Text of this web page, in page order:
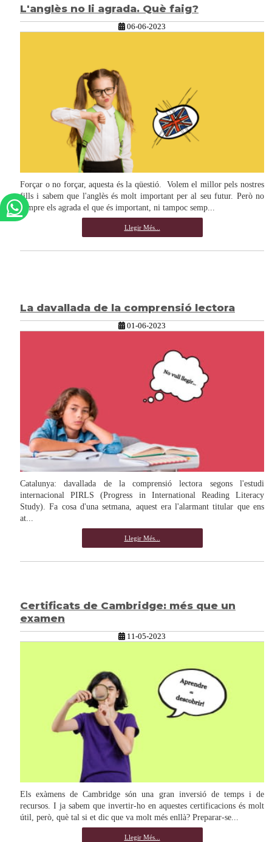
L'anglès no li agrada. Què faig?
06-06-2023
Forçar o no forçar, aquesta és la qüestió. Volem el millor pels nostres
fills i sabem que l'anglès és molt important per al seu futur. Però no
sempre els agrada el que és important, ni tampoc semp...
Llegir Més...
La davallada de la comprensió lectora
01-06-2023
Catalunya: davallada de la comprensió lectora segons l'estudi
internacional PIRLS (Progress in International Reading Literacy
Study). Fa cosa d'una setmana, aquest era l'alarmant titular que ens
at...
Llegir Més...
Certificats de Cambridge: més que un
examen
11-05-2023
Els exàmens de Cambridge són una gran inversió de temps i de
recursos. I ja sabem que invertir-ho en aquestes certificacions és molt
útil, però, què tal si et dic que va molt més enllà? Preparar-se...
Llegir Més...